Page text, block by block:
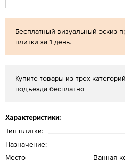
Бесплатный визуальный эскиз-
плитки за 1 день.
Купите товары из трех
подъезда бесплатно
Характеристики:
Тип плитки:
Назначение:
Место
Ванная